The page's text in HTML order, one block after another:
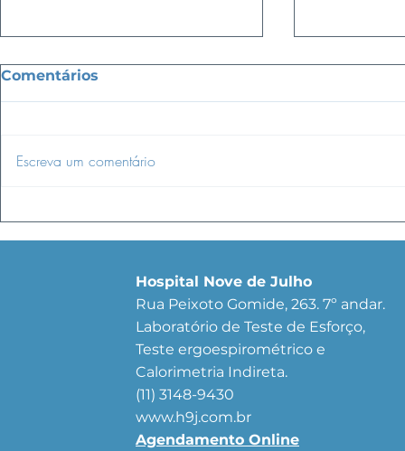
Comentários
Escreva um comentário
Hospital Nove de Julho
Rua Peixoto Gomide, 263. 7º andar.
Laboratório de Teste de Esforço,
Teste ergoespirométrico e
Calorimetria Indireta.
(11) 3148-9430
www.h9j.com.br
Agendamento Online